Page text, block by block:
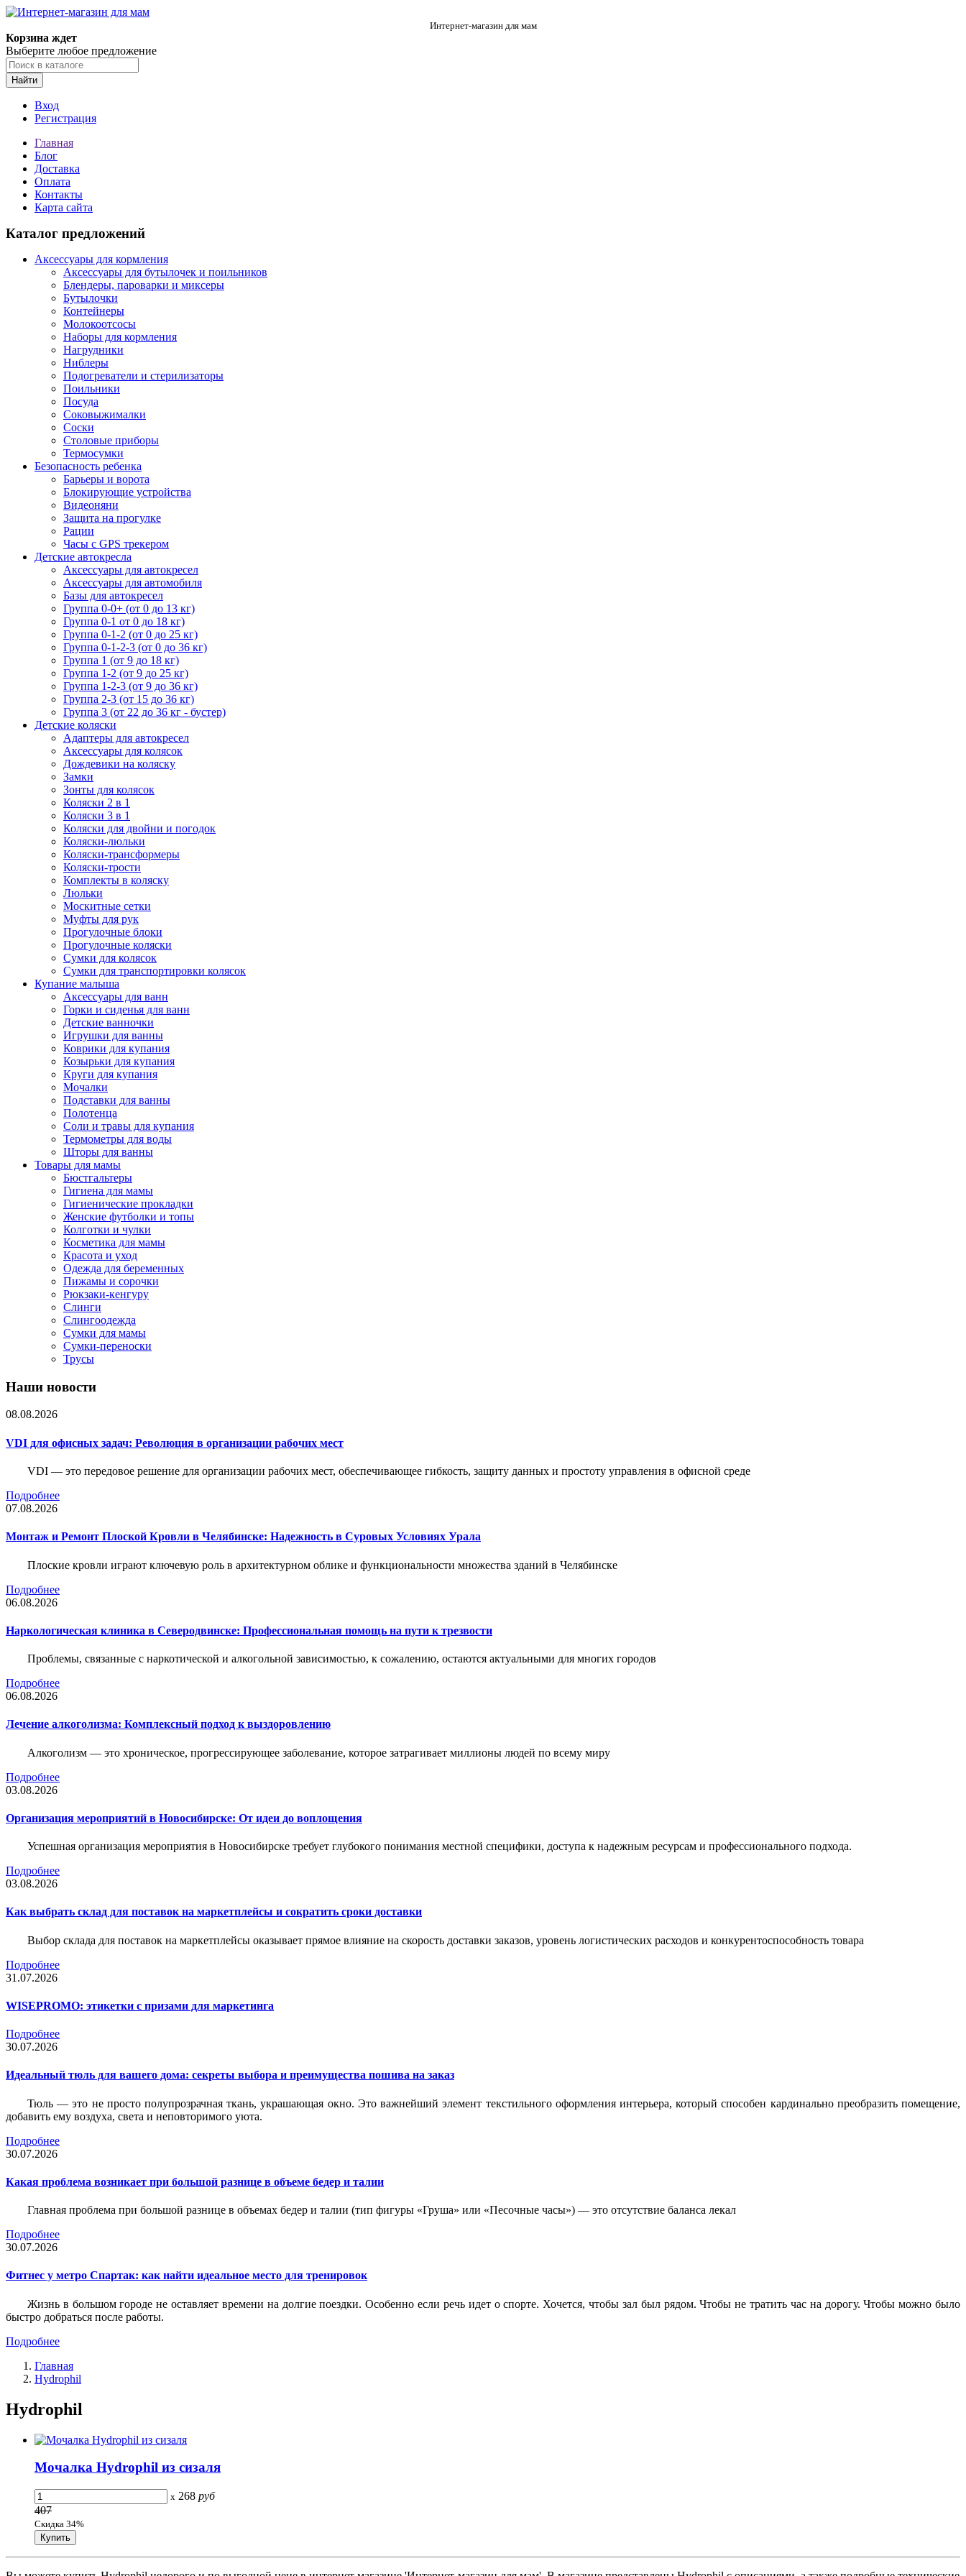
Интернет-магазин для мам
Корзина ждет
Выберите любое предложение
Найти
Вход
Регистрация
Главная
Блог
Доставка
Оплата
Контакты
Карта сайта
Каталог предложений
Аксессуары для кормления
Аксессуары для бутылочек и поильников
Блендеры, пароварки и миксеры
Бутылочки
Контейнеры
Молокоотсосы
Наборы для кормления
Нагрудники
Ниблеры
Подогреватели и стерилизаторы
Поильники
Посуда
Соковыжималки
Соски
Столовые приборы
Термосумки
Безопасность ребенка
Барьеры и ворота
Блокирующие устройства
Видеоняни
Защита на прогулке
Рации
Часы с GPS трекером
Детские автокресла
Аксессуары для автокресел
Аксессуары для автомобиля
Базы для автокресел
Группа 0-0+ (от 0 до 13 кг)
Группа 0-1 от 0 до 18 кг)
Группа 0-1-2 (от 0 до 25 кг)
Группа 0-1-2-3 (от 0 до 36 кг)
Группа 1 (от 9 до 18 кг)
Группа 1-2 (от 9 до 25 кг)
Группа 1-2-3 (от 9 до 36 кг)
Группа 2-3 (от 15 до 36 кг)
Группа 3 (от 22 до 36 кг - бустер)
Детские коляски
Адаптеры для автокресел
Аксессуары для колясок
Дождевики на коляску
Замки
Зонты для колясок
Коляски 2 в 1
Коляски 3 в 1
Коляски для двойни и погодок
Коляски-люльки
Коляски-трансформеры
Коляски-трости
Комплекты в коляску
Люльки
Москитные сетки
Муфты для рук
Прогулочные блоки
Прогулочные коляски
Сумки для колясок
Сумки для транспортировки колясок
Купание малыша
Аксессуары для ванн
Горки и сиденья для ванн
Детские ванночки
Игрушки для ванны
Коврики для купания
Козырьки для купания
Круги для купания
Мочалки
Подставки для ванны
Полотенца
Соли и травы для купания
Термометры для воды
Шторы для ванны
Товары для мамы
Бюстгальтеры
Гигиена для мамы
Гигиенические прокладки
Женские футболки и топы
Колготки и чулки
Косметика для мамы
Красота и уход
Одежда для беременных
Пижамы и сорочки
Рюкзаки-кенгуру
Слинги
Слингоодежда
Сумки для мамы
Сумки-переноски
Трусы
Наши новости
08.08.2026
VDI для офисных задач: Революция в организации рабочих мест
VDI — это передовое решение для организации рабочих мест, обеспечивающее гибкость, защиту данных и простоту управления в офисной среде
Подробнее
07.08.2026
Монтаж и Ремонт Плоской Кровли в Челябинске: Надежность в Суровых Условиях Урала
Плоские кровли играют ключевую роль в архитектурном облике и функциональности множества зданий в Челябинске
Подробнее
06.08.2026
Наркологическая клиника в Северодвинске: Профессиональная помощь на пути к трезвости
Проблемы, связанные с наркотической и алкогольной зависимостью, к сожалению, остаются актуальными для многих городов
Подробнее
06.08.2026
Лечение алкоголизма: Комплексный подход к выздоровлению
Алкоголизм — это хроническое, прогрессирующее заболевание, которое затрагивает миллионы людей по всему миру
Подробнее
03.08.2026
Организация мероприятий в Новосибирске: От идеи до воплощения
Успешная организация мероприятия в Новосибирске требует глубокого понимания местной специфики, доступа к надежным ресурсам и профессионального подхода.
Подробнее
03.08.2026
Как выбрать склад для поставок на маркетплейсы и сократить сроки доставки
Выбор склада для поставок на маркетплейсы оказывает прямое влияние на скорость доставки заказов, уровень логистических расходов и конкурентоспособность товара
Подробнее
31.07.2026
WISEPROMO: этикетки с призами для маркетинга
Подробнее
30.07.2026
Идеальный тюль для вашего дома: секреты выбора и преимущества пошива на заказ
Тюль — это не просто полупрозрачная ткань, украшающая окно. Это важнейший элемент текстильного оформления интерьера, который способен кардинально преобразить помещение,
добавить ему воздуха, света и неповторимого уюта.
Подробнее
30.07.2026
Какая проблема возникает при большой разнице в объеме бедер и талии
Главная проблема при большой разнице в объемах бедер и талии (тип фигуры «Груша» или «Песочные часы») — это отсутствие баланса лекал
Подробнее
30.07.2026
Фитнес у метро Спартак: как найти идеальное место для тренировок
Жизнь в большом городе не оставляет времени на долгие поездки. Особенно если речь идет о спорте. Хочется, чтобы зал был рядом. Чтобы не тратить час на дорогу. Чтобы можно было
быстро добраться после работы.
Подробнее
Главная
Hydrophil
Hydrophil
Мочалка Hydrophil из сизаля
x 268 руб
407
Скидка 34%